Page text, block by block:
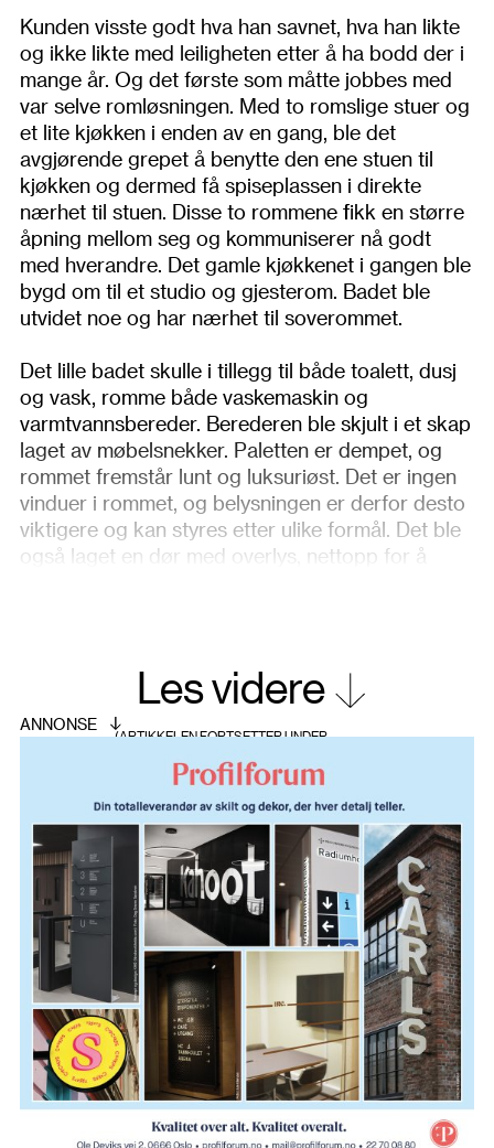
Kunden visste godt hva han savnet, hva han likte
og ikke likte med leiligheten etter å ha bodd der i
mange år. Og det første som måtte jobbes med
var selve romløsningen. Med to romslige stuer og
et lite kjøkken i enden av en gang, ble det
avgjørende grepet å benytte den ene stuen til
kjøkken og dermed få spiseplassen i direkte
nærhet til stuen. Disse to rommene fikk en større
åpning mellom seg og kommuniserer nå godt
med hverandre. Det gamle kjøkkenet i gangen ble
bygd om til et studio og gjesterom. Badet ble
utvidet noe og har nærhet til soverommet.
Det lille badet skulle i tillegg til både toalett, dusj
og vask, romme både vaskemaskin og
varmtvannsbereder. Berederen ble skjult i et skap
laget av møbelsnekker. Paletten er dempet, og
rommet fremstår lunt og luksuriøst. Det er ingen
vinduer i rommet, og belysningen er derfor desto
viktigere og kan styres etter ulike formål. Det ble
også laget en dør med overlys, nettopp for å
bidrar til at leiligheten fremstår nordisk.
Kjøkkeninnredningen ble valgt i røkt eik, og
fremstår nærmest som et stuemøbel.
Arbeidssonen er på den ene siden av rommet,
mens den lange benken bak spisebordet
oppfører seg som en skjenk hvor dekketøy
oppbevares.
I deler av leiligheten ble himlingen senket for å få
plass til innfelt belysning. I delen hvor dette ble
gjort, ble det lagt opp til listefri møte mellom vegg
og himling for et strammere uttrykk. I stue og
kjøkken skulle himling med eksisterende
stukkatur og listverk beholdes, så her måtte
belysning legges opp etter dette.
Beboeren så i anledning oppussingen sitt snitt til
å få en ny «fresh» start, og ønsket nye møbler
Les videre